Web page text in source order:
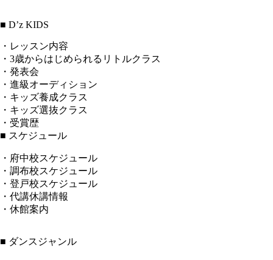
■ D’z KIDS
・レッスン内容
・3歳からはじめられるリトルクラス
・発表会
・進級オーディション
・キッズ養成クラス
・キッズ選抜クラス
・受賞歴
■ スケジュール
・府中校スケジュール
・調布校スケジュール
・登戸校スケジュール
・代講休講情報
・休館案内
■ ダンスジャンル